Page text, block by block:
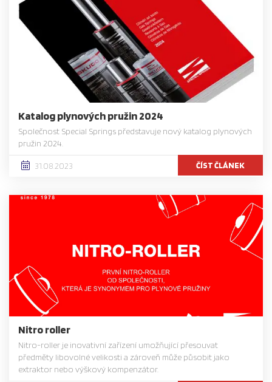
Katalog plynových pružin 2024
Společnost Special Springs představuje nový katalog plynových
pružin 2024.
31.08.2023 ČÍST ČLÁNEK
Nitro roller
Nitro-roller je inovativní zařízení umožňující přesouvat
předměty libovolné velikosti a zároveň může působit jako
extraktor nebo výškový kompenzátor.